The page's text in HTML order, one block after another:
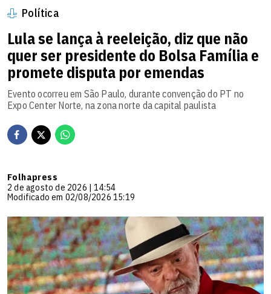
Política
Lula se lança à reeleição, diz que não
quer ser presidente do Bolsa Família e
promete disputa por emendas
Evento ocorreu em São Paulo, durante convenção do PT no
Expo Center Norte, na zona norte da capital paulista
Folhapress
2 de agosto de 2026 | 14:54
Modificado em 02/08/2026 15:19